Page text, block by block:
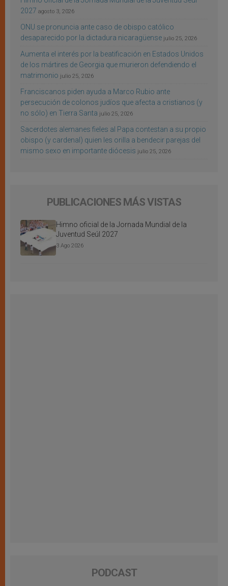
2027 agosto 3, 2026
ONU se pronuncia ante caso de obispo católico
desaparecido por la dictadura nicaragüense julio 25, 2026
Aumenta el interés por la beatificación en Estados Unidos
de los mártires de Georgia que murieron defendiendo el
matrimonio julio 25, 2026
Franciscanos piden ayuda a Marco Rubio ante
persecución de colonos judíos que afecta a cristianos (y
no sólo) en Tierra Santa julio 25, 2026
Sacerdotes alemanes fieles al Papa contestan a su propio
obispo (y cardenal) quien les orilla a bendecir parejas del
mismo sexo en importante diócesis julio 25, 2026
PUBLICACIONES MÁS VISTAS
Himno oficial de la Jornada Mundial de la
Juventud Seúl 2027
3 Ago 2026
PODCAST